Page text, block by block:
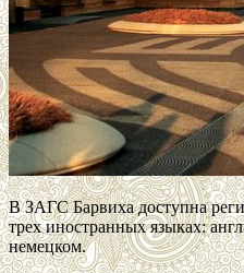
В ЗАГС Барвиха доступна
трех иностранных языках:
немецком.